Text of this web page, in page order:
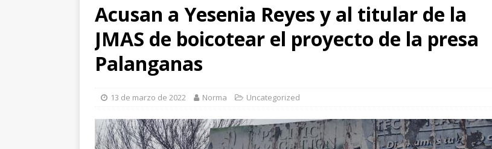
[ 7 de agosto de 2026 ] Galería: Regala Edith Escárcega boletos para el circo a niños de la
Veraneada
NUEVO CASAS GRANDES
[ 8 de agosto de 2026 ] *Pasaje al pasado *Se acabó la brigada *Del sueño al respaldo
Acusan a Yesenia Reyes y al titular de la
JMAS de boicotear el proyecto de la presa
Palanganas
13 de marzo de 2022 Norma Uncategorized